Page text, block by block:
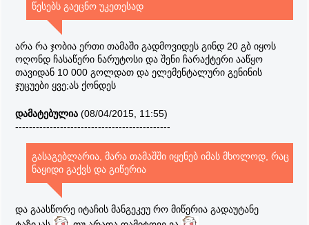
წესებს გაეცნო უკეთესად
არა რა ჯობია ერთი თამაში გადმოვიდეს გინდ 20 გბ იყოს
ოღონდ ჩასაწერი ნარუტოსი და შენი ჩარაქტერი ააწყო
თავიდან 10 000 გოლდათ და ელემენტალური გენინის
ჯუცუები ყვე;ას ქონდეს
დამატებულია (08/04/2015, 11:55)
---------------------------------------------
გასაგებლარია, მარა თამაშში იყენებ იმას მხოლოდ, რაც
ნაყიდი გაქვს და გიწერია
და გაასწორე იტაჩის მანგეკეუ რო მიწერია გადაუტანე